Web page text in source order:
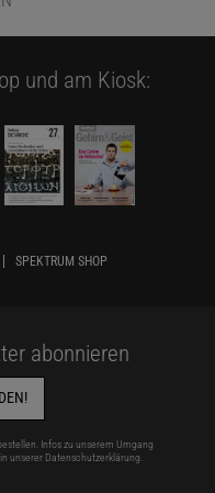
und am Kiosk:
SPEKTRUM SHOP
abonnieren
Infos zu unserem Umgang
unserer Datenschutzerklärung